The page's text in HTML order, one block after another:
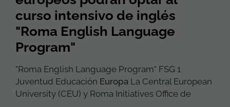
curso intensivo de inglés
"Roma English Language
Program"
"Roma English Language Program" FSG 1
Juventud Educación Europa La Central European
University (CEU) y Roma Initiatives Office de